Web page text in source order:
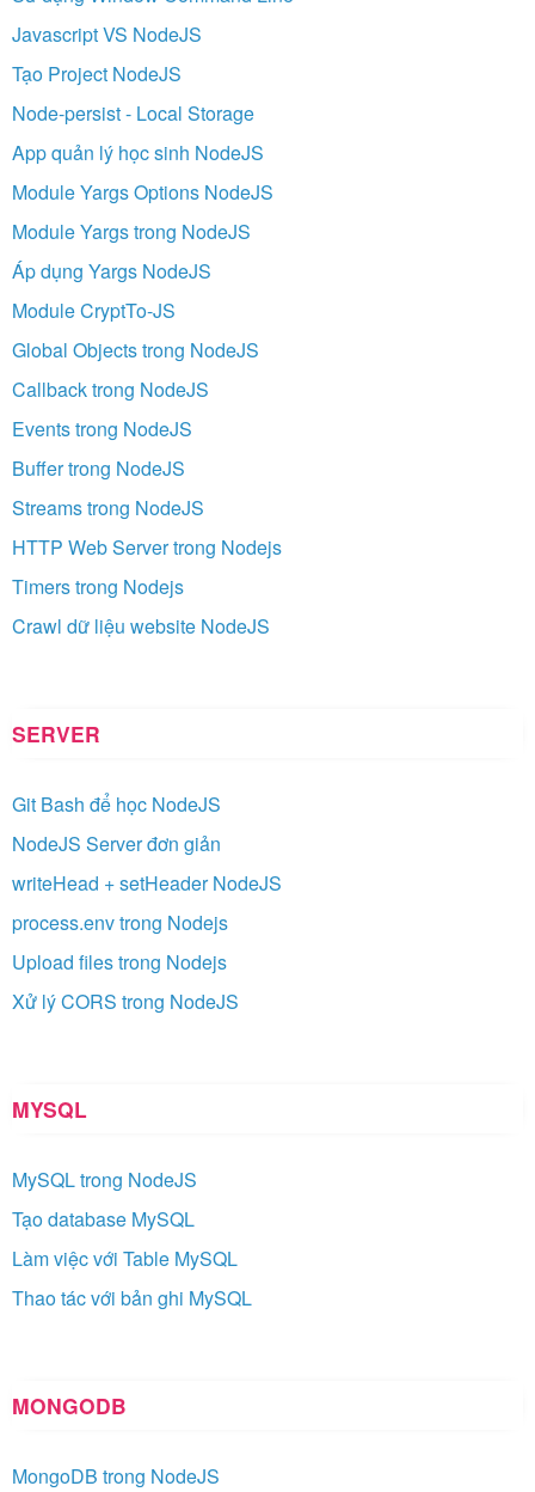
Javascript VS NodeJS
Tạo Project NodeJS
Node-persist - Local Storage
App quản lý học sinh NodeJS
Module Yargs Options NodeJS
Module Yargs trong NodeJS
Áp dụng Yargs NodeJS
Module CryptTo-JS
Global Objects trong NodeJS
Callback trong NodeJS
Events trong NodeJS
Buffer trong NodeJS
Streams trong NodeJS
HTTP Web Server trong Nodejs
Timers trong Nodejs
Crawl dữ liệu website NodeJS
SERVER
Git Bash để học NodeJS
NodeJS Server đơn giản
writeHead + setHeader NodeJS
process.env trong Nodejs
Upload files trong Nodejs
Xử lý CORS trong NodeJS
MYSQL
MySQL trong NodeJS
Tạo database MySQL
Làm việc với Table MySQL
Thao tác với bản ghi MySQL
MONGODB
MongoDB trong NodeJS